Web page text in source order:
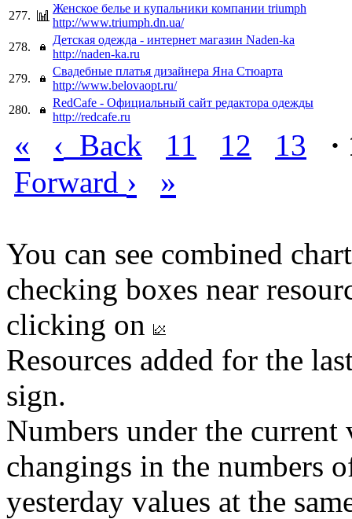
277.
Женское белье и купальники компании triumph
http://www.triumph.dn.ua/
278.
Детская одежда - интернет магазин Naden-ka
http://naden-ka.ru
279.
Свадебные платья дизайнера Яна Стюарта
http://www.belovaopt.ru/
280.
RedCafe - Официальный сайт редактора одежды
http://redcafe.ru
« ‹ Back 11 12 13
·
Forward › »
You can see combined
checking boxes near
clicking on
Resources added for the
sign.
Numbers under the
changings in the numbers
yesterday values at the